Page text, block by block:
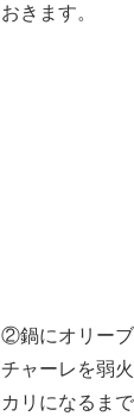
おきます。
②鍋にオリー
チャーレを弱
カリになるま